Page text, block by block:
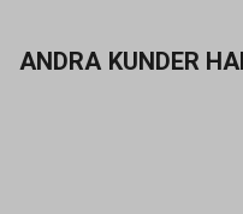
ANDRA KUNDER